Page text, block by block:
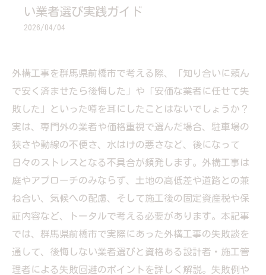
い業者選び実践ガイド
2026/04/04
外構工事を群馬県前橋市で考える際、「知り合いに頼ん
で安く済ませたら後悔した」や「安価な業者に任せて失
敗した」といった噂を耳にしたことはないでしょうか？
実は、専門外の業者や価格重視で選んだ場合、駐車場の
狭さや動線の不便さ、水はけの悪さなど、後になって
日々のストレスとなる不具合が頻発します。外構工事は
庭やアプローチのみならず、土地の高低差や道路との兼
ね合い、気候への配慮、そして施工後の固定資産税や保
証内容など、トータルで考える必要があります。本記事
では、群馬県前橋市で実際にあった外構工事の失敗談を
通して、後悔しない業者選びと資格ある設計者・施工管
理者による失敗回避のポイントを詳しく解説。失敗例や